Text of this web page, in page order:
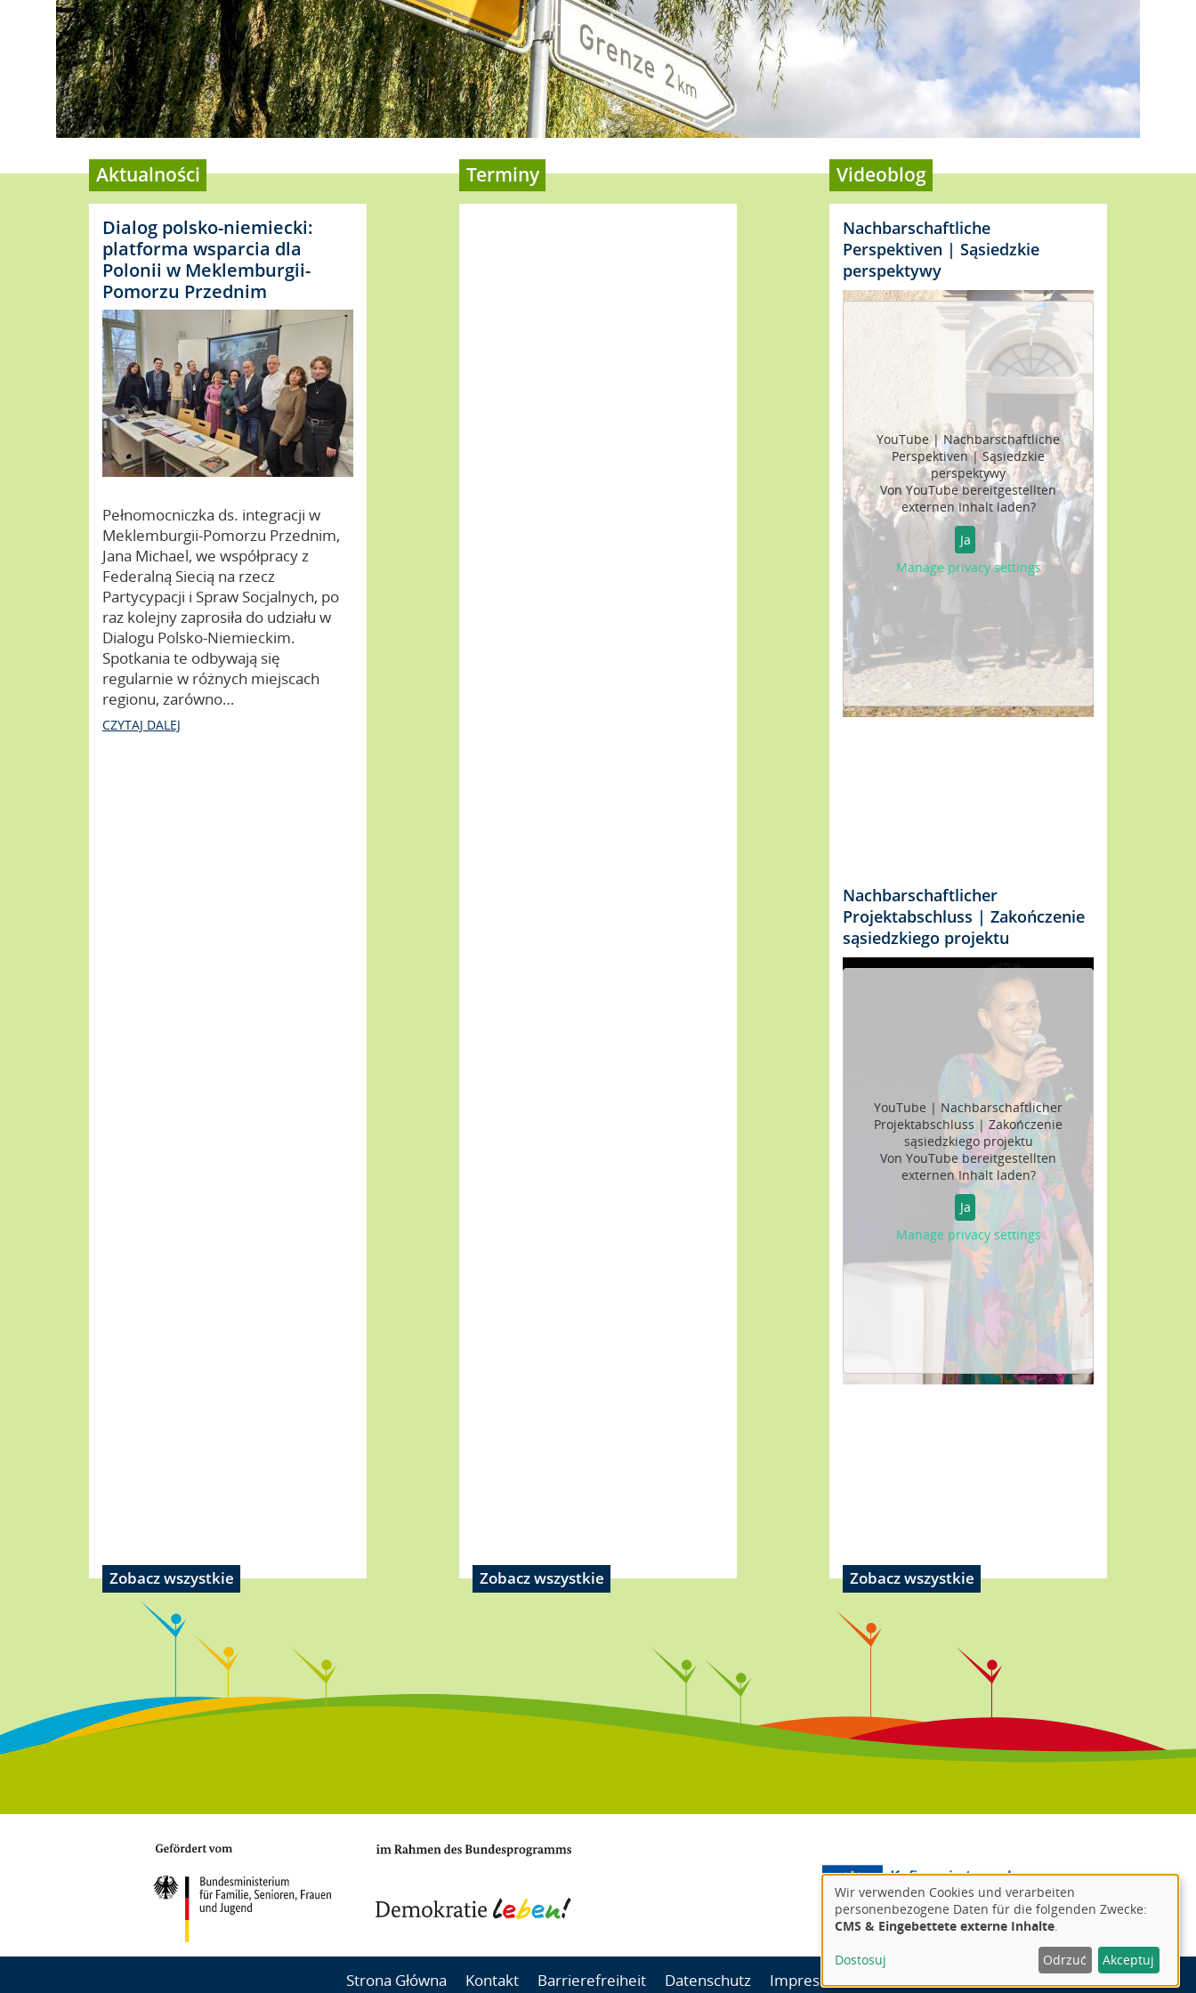
Aktualności
Dialog polsko-niemiecki:
platforma wsparcia dla
Polonii w Meklemburgii-
Pomorzu Przednim
Pełnomocniczka ds. integracji w
Meklemburgii-Pomorzu Przednim,
Jana Michael, we współpracy z
Federalną Siecią na rzecz
Partycypacji i Spraw Socjalnych, po
raz kolejny zaprosiła do udziału w
Dialogu Polsko-Niemieckim.
Spotkania te odbywają się
regularnie w różnych miejscach
regionu, zarówno…
CZYTAJ DALEJ
Zobacz wszystkie
Terminy
Zobacz wszystkie
Videoblog
Nachbarschaftliche
Perspektiven | Sąsiedzkie
perspektywy
YouTube | Nachbarschaftliche
Perspektiven | Sąsiedzkie
perspektywy
VonYouTubebereitgestellten
externen Inhalt laden?
Ja
Manage privacy settings
Nachbarschaftlicher
Projektabschluss | Zakończenie
sąsiedzkiego projektu
YouTube | Nachbarschaftlicher
Projektabschluss | Zakończenie
sąsiedzkiego projektu
Von YouTube bereitgestellten
externen Inhalt laden?
Ja
Manage privacy settings
Zobacz wszystkie
Strona Główna Kontakt Barrierefreiheit Datenschutz Impressum
Wir verwenden Cookies und verarbeiten
personenbezogene Daten für die folgenden Zwecke:
CMS & Eingebettete externe Inhalte.
Dostosuj Odrzuć Akceptuj